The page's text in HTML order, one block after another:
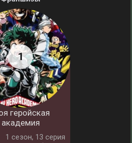
геройская
академия
1 cезон, 13 серия